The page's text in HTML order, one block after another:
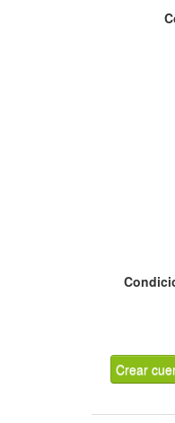
Crear